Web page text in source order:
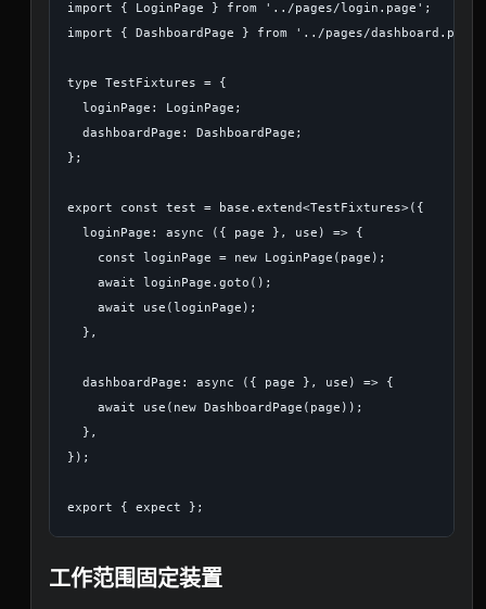
import { LoginPage } from '../pages/login.page';
import { DashboardPage } from '../pages/
type TestFixtures = {
  loginPage: LoginPage;
  dashboardPage: DashboardPage;
};
export const test = base.extend<TestFixtures>({
  loginPage: async ({ page }, use) => {
    const loginPage = new LoginPage(page);
    await loginPage.goto();
    await use(loginPage);
  },
  dashboardPage: async ({ page }, use) => {
    await use(new DashboardPage(page));
  },
});
工作范围固定装置